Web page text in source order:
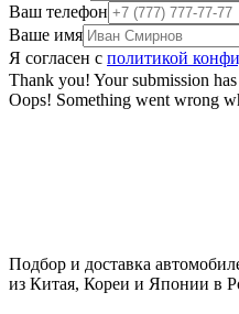
Ваш телефон
Ваше имя
Я согласен с политикой
Thank you! Your submission
Oops! Something went wrong
Подбор и доставка
из Китая, Кореи и Японии в